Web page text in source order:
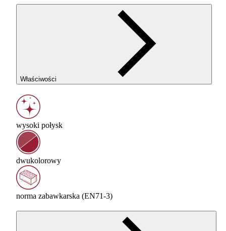
Właściwości
wysoki połysk
dwukolorowy
norma zabawkarska (EN71-3)